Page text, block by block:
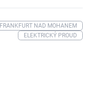
FRANKFURT NAD MOHANEM
ELEKTRICKÝ PROUD